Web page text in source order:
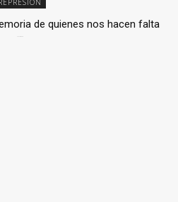
de quienes nos hacen falta